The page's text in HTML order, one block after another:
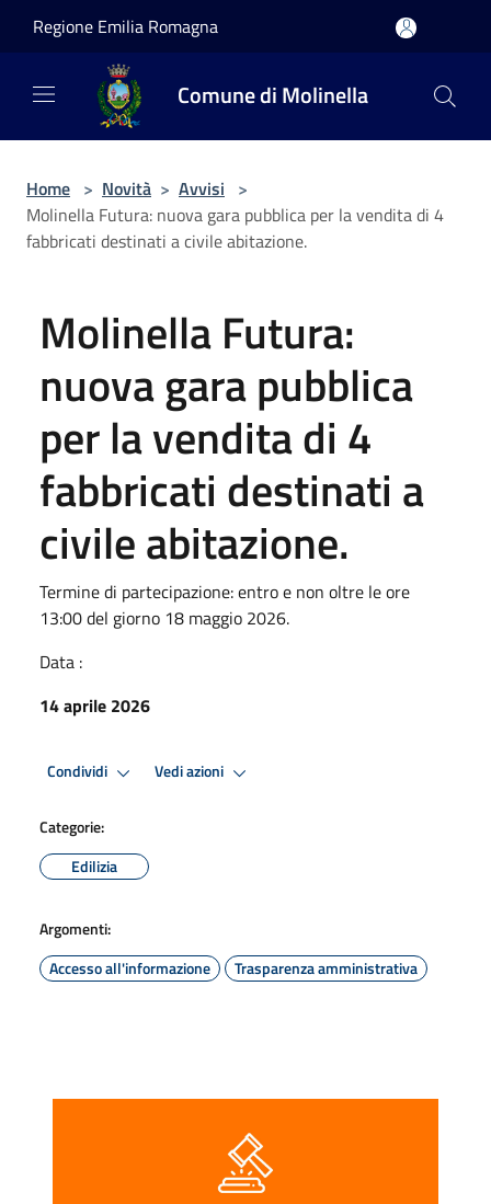
Regione Emilia Romagna
Comune di Molinella
Home > Novità > Avvisi >
Molinella Futura: nuova gara pubblica per la vendita di 4
fabbricati destinati a civile abitazione.
Molinella Futura:
nuova gara pubblica
per la vendita di 4
fabbricati destinati a
civile abitazione.
Termine di partecipazione: entro e non oltre le ore
13:00 del giorno 18 maggio 2026.
Data :
14 aprile 2026
Condividi Vedi azioni
Categorie:
Edilizia
Argomenti:
Accesso all'informazione
Trasparenza amministrativa